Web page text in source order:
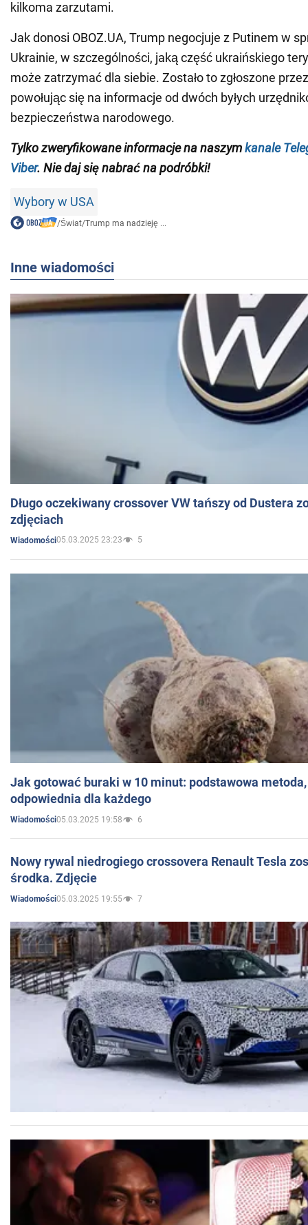
kilkoma zarzutami.
Jak donosi OBOZ.UA, Trump negocjuje z Putinem w
Ukrainie, w szczególności, jaką część ukraińskiego
może zatrzymać dla siebie. Zostało to zgłoszone
powołując się na informacje od dwóch byłych
bezpieczeństwa narodowego.
Tylko zweryfikowane informacje na naszymkanale
Viber. Nie daj się nabrać na podróbki!
Wybory w USA
/Świat/Trump ma nadzieję ...
Inne wiadomości
Długo oczekiwany crossover VW tańszy od Dustera
zdjęciach
Wiadomości05.03.2025 23:23 5
Jak gotować buraki w 10 minut: podstawowa
odpowiednia dla każdego
Wiadomości05.03.2025 19:58 6
Nowy rywal niedrogiego crossovera Renault Tesla
środka. Zdjęcie
Wiadomości05.03.2025 19:55 7